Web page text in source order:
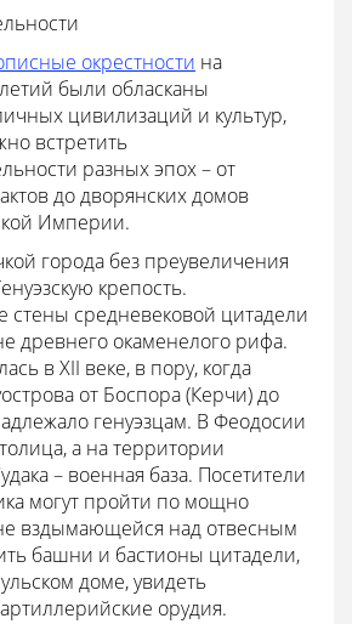
окрестности на
были обласканы
цивилизаций и культур,
встретить
разных эпох – от
до дворянских домов
Империи.
города без преувеличения
крепость.
стены средневековой цитадели
древнего окаменелого рифа.
в XII веке, в пору, когда
от Боспора (Керчи) до
генуэзцам. В Феодосии
а на территории
– военная база. Посетители
могут пройти по мощно
вздымающейся над отвесным
башни и бастионы цитадели,
доме, увидеть
орудия.